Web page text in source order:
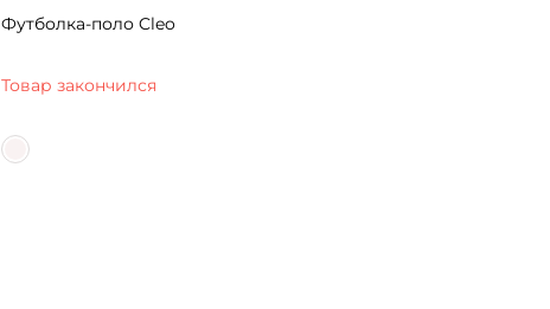
Футболка-поло Cleo
Товар закончился